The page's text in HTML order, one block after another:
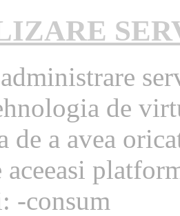
de
de a avea
aceeasi
-consum